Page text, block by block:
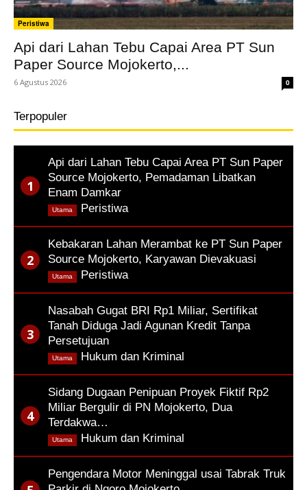
Peristiwa
Api dari Lahan Tebu Capai Area PT Sun
Paper Source Mojokerto,...
6 Agustus 2026 0
Terpopuler
Api dari Lahan Tebu Capai Area PT Sun Paper
Source Mojokerto, Pemadaman Libatkan
Enam Damkar
Peristiwa,
Utama
Kebakaran Lahan Merambat ke PT Sun Paper
Source Mojokerto, Karyawan Dievakuasi
Peristiwa,
Utama
Nasabah Gugat BRI Rp1 Miliar, Sertifikat
Tanah Diduga Jadi Agunan Kredit Tanpa
Persetujuan
Hukum dan Kriminal
Utama
Sidang Dugaan Penipuan Proyek Fiktif Rp2
Miliar Bergulir di PN Mojokerto, Dua
Terdakwa…
Hukum dan Kriminal
Utama
Pengendara Motor Meninggal usai Tabrak Truk